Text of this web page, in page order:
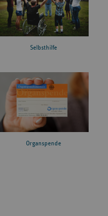
Selbsthilfe
Organspende